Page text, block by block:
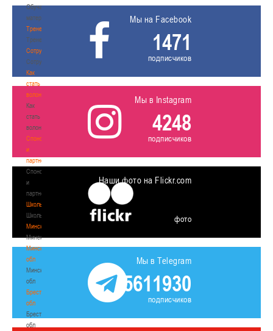
Обучающие
материалы
Тренерам
Тренерам
Сотрудничество
Сотрудничество
Как
стать
волонтером
Как
стать
волонтером
Спонсоры
и
партнеры
Спонсоры
и
партнеры
Школы
Школы
Минск
Минск
Минская
обл
Минская
обл
Брестская
обл
Брестская
обл
Мы на Facebook
1471
подписчиков
Мы в Instagram
4248
подписчиков
Наши фото на Flickr.com
фото
Мы в Telegram
5611930
подписчиков